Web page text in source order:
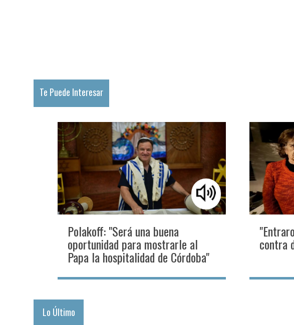
Te Puede Interesar
Polakoff: "Será una buena
oportunidad para mostrarle al
Papa la hospitalidad de Córdoba"
contra
Lo Último